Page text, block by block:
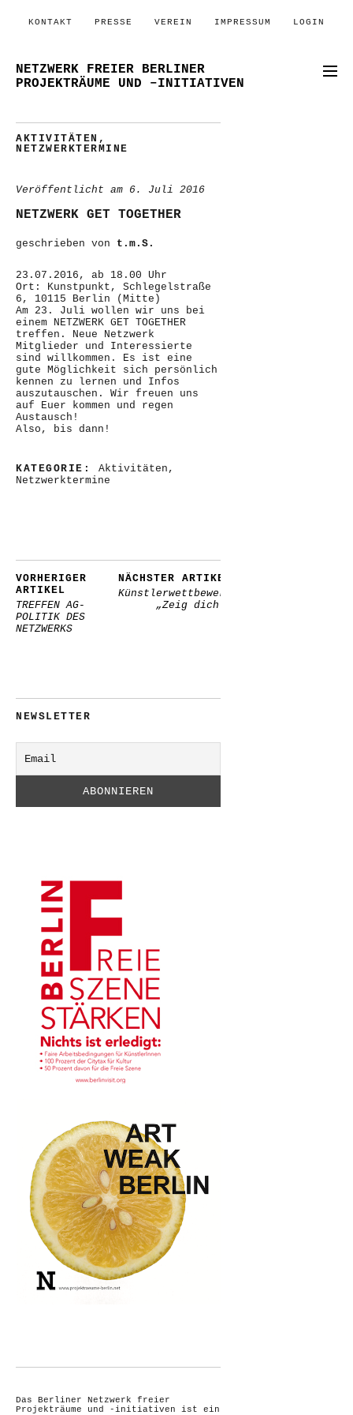
KONTAKT PRESSE VEREIN IMPRESSUM LOGIN
NETZWERK FREIER BERLINER
PROJEKTRÄUME UND –INITIATIVEN
AKTIVITÄTEN ,
NETZWERKTERMINE
Veröffentlicht am 6. Juli 2016
NETZWERK GET TOGETHER
geschrieben von t.m.S.
23.07.2016, ab 18.00 Uhr
Ort: Kunstpunkt, Schlegelstraße
6, 10115 Berlin (Mitte)
Am 23. Juli wollen wir uns bei
einem NETZWERK GET TOGETHER
treffen. Neue Netzwerk
Mitglieder und Interessierte
sind willkommen. Es ist eine
gute Möglichkeit sich persönlich
kennen zu lernen und Infos
auszutauschen. Wir freuen uns
auf Euer kommen und regen
Austausch!
Also, bis dann!
KATEGORIE: Aktivitäten ,
Netzwerktermine
VORHERIGER
ARTIKEL
TREFFEN AG-
POLITIK DES
NETZWERKS
NÄCHSTER ARTIKEL
Künstlerwettbewerb
„Zeig dich!“
NEWSLETTER
Das Berliner Netzwerk freier
Projekträume und -initiativen ist ein